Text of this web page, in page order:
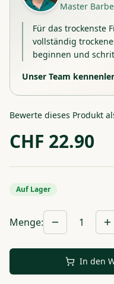
Master
Für das trockenste
vollständig
beginnen und
Unser Team
Bewerte dieses Produkt
CHF 22.90
Auf Lager
Menge: 1
In den